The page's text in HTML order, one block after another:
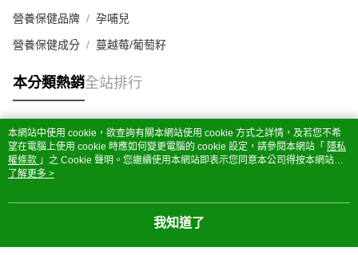
營養保健品牌 孕哺兒
營養保健成分 蔓越莓/葡萄籽
本分類熱銷全站排行
熱門標籤
本網站中使用 cookie，欲查詢有關本網站使用 cookie 方式之詳情，及若您不希
望在電腦上使用 cookie 時應如何變更電腦的 cookie 設定，請參閱本網站「 隱私
權條款 」之 Cookie 聲明。您繼續使用本網站即表示您同意本公司得按本網站使
用條款之 Cookie 聲明使用 cookie。
了解更多 >
我知道了